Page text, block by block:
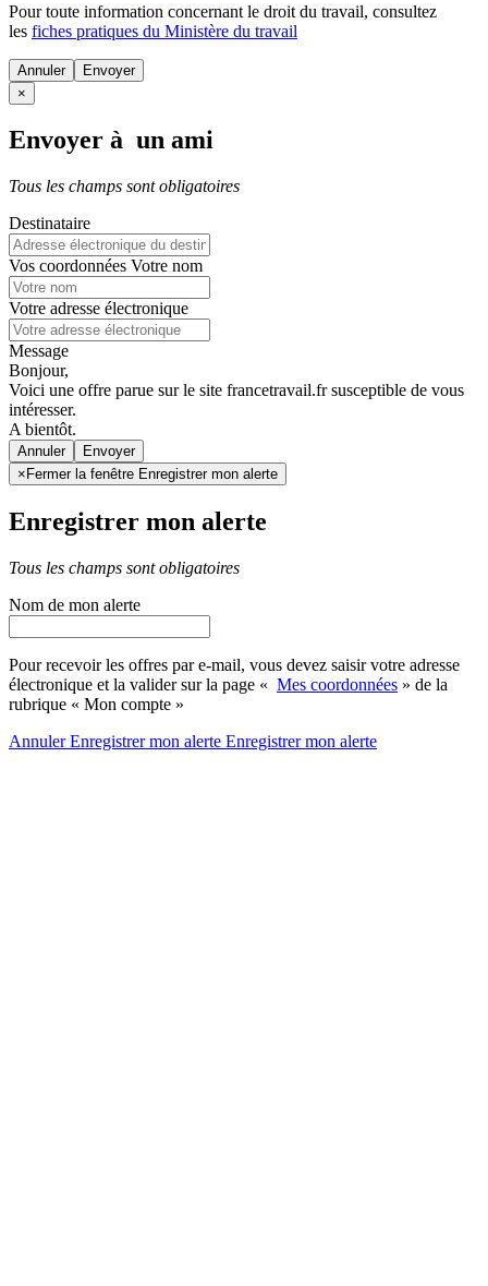
Pour toute information concernant le droit du travail, consultez
les fiches pratiques du Ministère du travail
Annuler
×
Envoyer à un ami
Tous les champs sont obligatoires
Destinataire
Vos coordonnées Votre nom
Votre adresse électronique
Message
Bonjour,
Voici une offre parue sur le site francetravail.fr susceptible de vous
intéresser.
A bientôt.
Annuler
× Fermer la fenêtre Enregistrer mon alerte
Enregistrer mon alerte
Tous les champs sont obligatoires
Nom de mon alerte
Pour recevoir les offres par e-mail, vous devez saisir votre adresse
électronique et la valider sur la page « Mes coordonnées » de la
rubrique « Mon compte »
AnnulerEnregistrer mon alerte Enregistrermon alerte